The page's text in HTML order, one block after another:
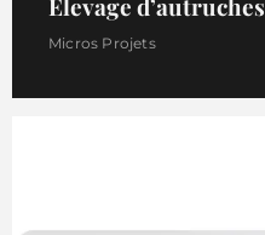
Micros Projets